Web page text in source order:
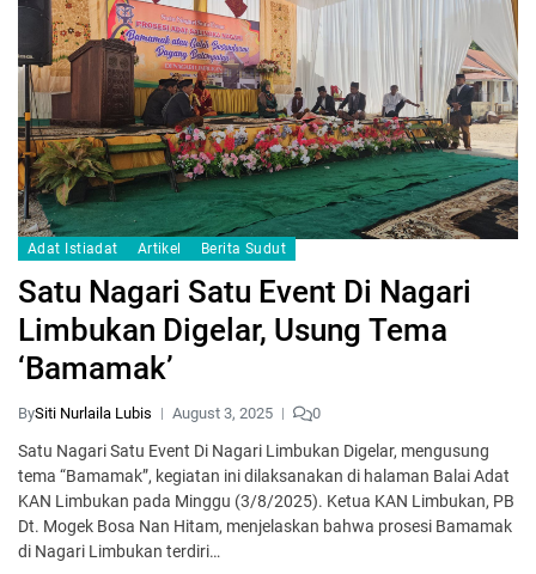
Adat Istiadat Artikel Berita Sudut
Satu Nagari Satu Event Di Nagari
Limbukan Digelar, Usung Tema
‘Bamamak’
BySiti Nurlaila Lubis August 3, 2025 0
Satu Nagari Satu Event Di Nagari Limbukan Digelar, mengusung
tema “Bamamak”, kegiatan ini dilaksanakan di halaman Balai Adat
KAN Limbukan pada Minggu (3/8/2025). Ketua KAN Limbukan, PB
Dt. Mogek Bosa Nan Hitam, menjelaskan bahwa prosesi Bamamak
di Nagari Limbukan terdiri…